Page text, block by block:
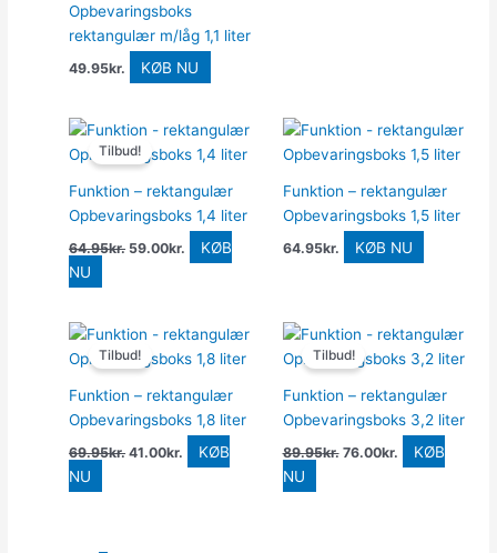
Opbevaringsboks
rektangulær m/låg 1,1 liter
49.95kr. KØB NU
Tilbud!
Funktion – rektangulær
Opbevaringsboks 1,4 liter
64.95kr.
Den
oprindelige
pris
64.95kr..
59.00kr.
Den
aktuelle
pris
59.00kr..
KØB
NU
Funktion – rektangulær
Opbevaringsboks 1,5 liter
64.95kr. KØB NU
Tilbud!
Funktion – rektangulær
Opbevaringsboks 1,8 liter
69.95kr.
Den
oprindelige
pris
69.95kr..
41.00kr.
Den
aktuelle
pris
41.00kr..
KØB
NU
Tilbud!
Funktion – rektangulær
Opbevaringsboks 3,2 liter
89.95kr.
Den
oprindelige
pris
89.95kr..
76.00kr.
Den
aktuelle
pris
76.00kr..
KØB
NU